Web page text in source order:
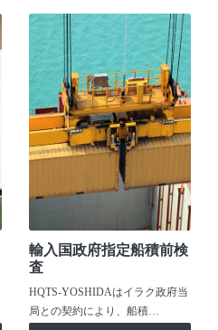
輸入国政府指定船積前検
査
HQTS-YOSHIDAはイラク政府当
局との契約により、船積…